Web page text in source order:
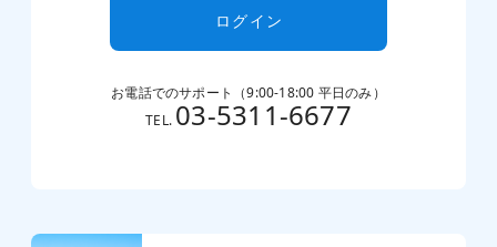
ログイン
お電話でのサポート（9:00-18:00 平日のみ）
TEL. 03-5311-6677